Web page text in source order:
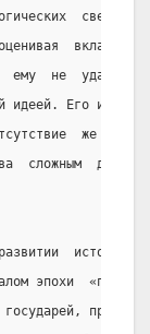
вклад
ему  не  удалось
идеей. Его
же
сложным  для
эпохи
государей,